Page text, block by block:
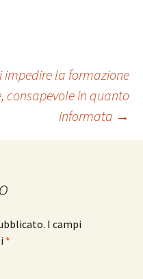
la formazione
in quanto
informata →
I campi
*